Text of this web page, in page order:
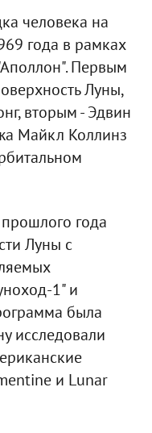
человека на
года в рамках
Первым
Луны,
вторым - Эдвин
Майкл Коллинз
года
Луны с
1" и
была
исследовали
и Lunar